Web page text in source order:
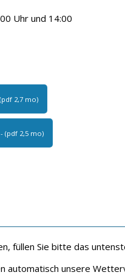
Uhr und 14:00
2,7 mo)
- (pdf 2,5 mo)
füllen Sie bitte das
automatisch unsere